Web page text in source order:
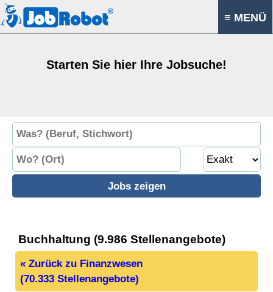
≡ MENÜ
Starten Sie hier Ihre Jobsuche!
Buchhaltung (9.986 Stellenangebote)
« Zurück zu Finanzwesen
(70.333 Stellenangebote)